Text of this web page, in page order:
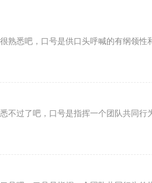
熟悉吧，口号是供口头呼喊的有纲领性
不过了吧，口号是指挥一个团队共同行